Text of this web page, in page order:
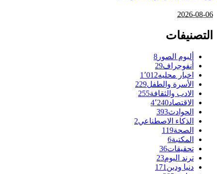
2026-08-06
التصنيفات
ألبوم الصور 8
أنفوجراف29
اخبار محليه1٬012
الأسرة والطفل229
الادب والثقافة255
الاقتصاد4٬240
الحوادث393
الذكاء الاصطناعي2
الصحة119
المكتبة6
تحقيقات36
ترند اليوم23
دنيا ودين 171